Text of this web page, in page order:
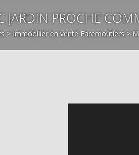
JARDIN PROCHE
>Immobilier en vente Faremoutiers